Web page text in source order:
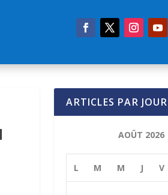
ARTICLES PAR JOUR
AOÛT 2026
L M M J V